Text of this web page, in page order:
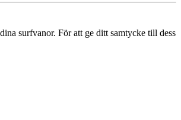
surfvanor. För att ge ditt samtycke till dess